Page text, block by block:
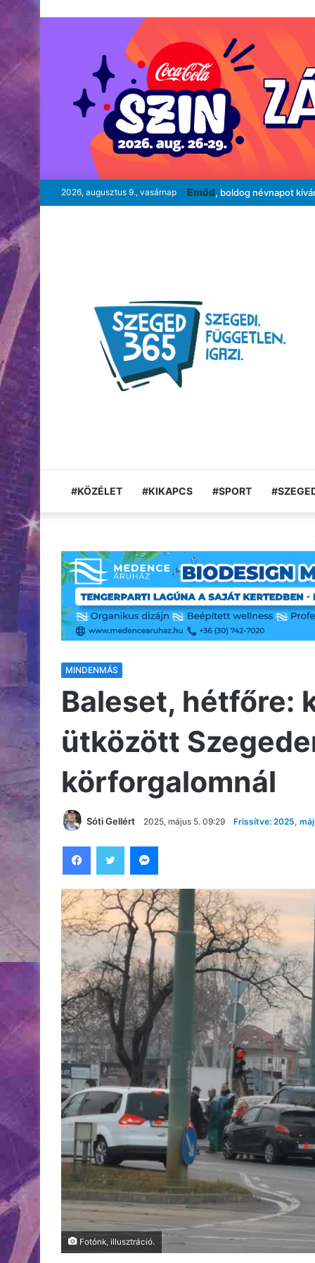
2026, augusztus 9., vasárnap Emőd, boldog névnapot
#KÖZÉLET #KIKAPCS #SPORT
MINDENMÁS
Baleset, hétfőre:
ütközött
körforgalomnál
Sóti Gellért 2025, május 5. 09:29 Frissítve: 2025,
Fotónk, illusztráció.